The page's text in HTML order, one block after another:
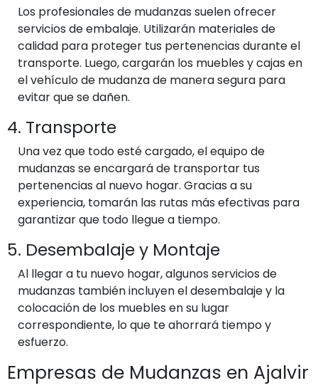
Los profesionales de mudanzas suelen ofrecer
servicios de embalaje. Utilizarán materiales de
calidad para proteger tus pertenencias durante el
transporte. Luego, cargarán los muebles y cajas en
el vehículo de mudanza de manera segura para
evitar que se dañen.
4. Transporte
Una vez que todo esté cargado, el equipo de
mudanzas se encargará de transportar tus
pertenencias al nuevo hogar. Gracias a su
experiencia, tomarán las rutas más efectivas para
garantizar que todo llegue a tiempo.
5. Desembalaje y Montaje
Al llegar a tu nuevo hogar, algunos servicios de
mudanzas también incluyen el desembalaje y la
colocación de los muebles en su lugar
correspondiente, lo que te ahorrará tiempo y
esfuerzo.
Empresas de Mudanzas en Ajalvir